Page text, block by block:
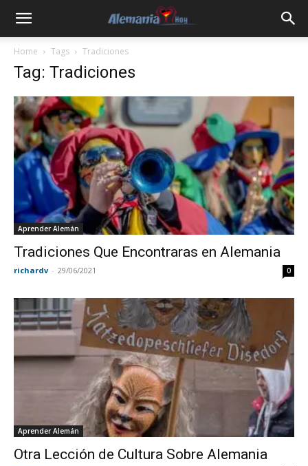
Home Tags Tradiciones
Tag: Tradiciones
Aprender Alemán
Tradiciones Que Encontraras en Alemania
richardv - 29/06/2021 0
Aprender Alemán
Otra Lección de Cultura Sobre Alemania